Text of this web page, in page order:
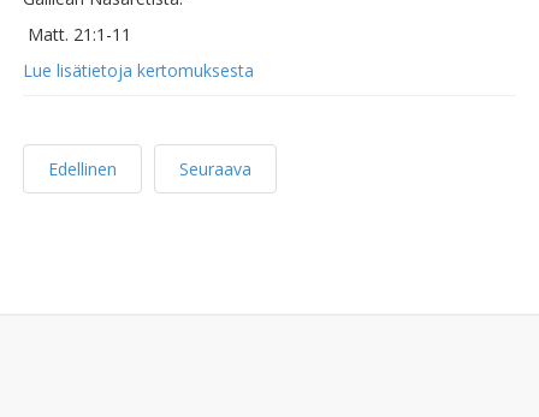
Matt. 21:1-11
Lue lisätietoja kertomuksesta
Edellinen Seuraava